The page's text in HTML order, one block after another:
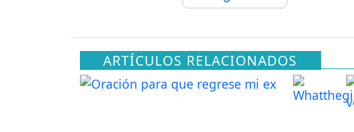
ARTÍCULOS RELACIONADOS